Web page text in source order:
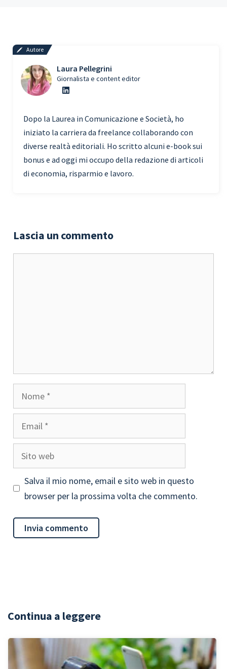
Autore
Laura Pellegrini
Giornalista e content editor
Dopo la Laurea in Comunicazione e Società, ho
iniziato la carriera da freelance collaborando con
diverse realtà editoriali. Ho scritto alcuni e-book sui
bonus e ad oggi mi occupo della redazione di articoli
di economia, risparmio e lavoro.
Lascia un commento
Nome
Email
Sito
web
Salva il mio nome, email e sito web in questo
browser per la prossima volta che commento.
Continua a leggere